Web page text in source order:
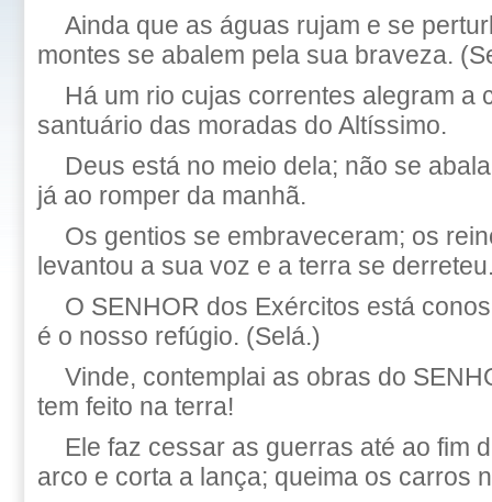
Ainda que as águas rujam e se
montes se abalem pela sua braveza.
Há um rio cujas correntes alegram a
santuário das moradas do Altíssimo.
Deus está no meio dela; não se
já ao romper da manhã.
Os gentios se embraveceram; os
levantou a sua voz e a terra se
O SENHOR dos Exércitos está
é o nosso refúgio. (Selá.)
Vinde, contemplai as obras do
tem feito na terra!
Ele faz cessar as guerras até ao fim
arco e corta a lança; queima os carros